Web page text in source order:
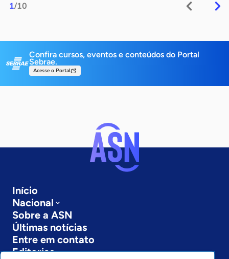
1/10
Confira cursos, eventos e conteúdos do Portal
Sebrae.
Acesse o Portal
Início
Nacional
Sobre a ASN
Últimas notícias
Entre em contato
Editorias